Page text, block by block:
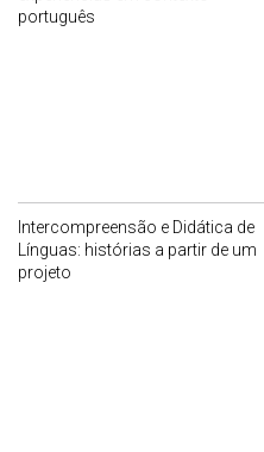
português
Intercompreensão e Didática de
Línguas: histórias a partir de um
projeto